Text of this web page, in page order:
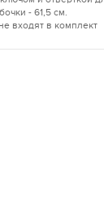
- 61,5 см.
входят в комплект